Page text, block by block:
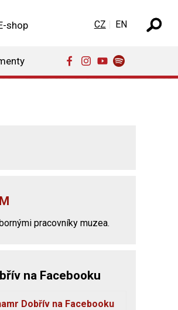
shop Zvolte jazyk
CZ EN
pracovníky muzea.
na Facebooku
Dobřív na Facebooku